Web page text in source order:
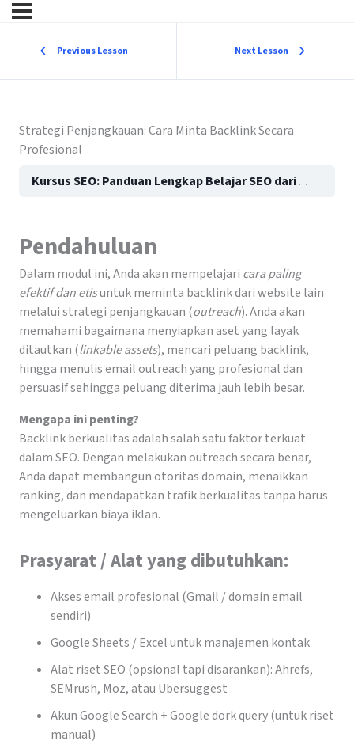
Previous Lesson Next Lesson
Strategi Penjangkauan: Cara Minta Backlink Secara
Profesional
Kursus SEO: Panduan Lengkap Belajar SEO dari Dasar hingga Mahir (Ultimate Guide 2026)
Pendahuluan
Dalam modul ini, Anda akan mempelajari cara paling
efektif dan etisuntuk meminta backlink dari website lain
melalui strategi penjangkauan (outreach). Anda akan
memahami bagaimana menyiapkan aset yang layak
ditautkan (linkable assets), mencari peluang backlink,
hingga menulis email outreach yang profesional dan
persuasif sehingga peluang diterima jauh lebih besar.
Mengapa ini penting?
Backlink berkualitas adalah salah satu faktor terkuat
dalam SEO. Dengan melakukan outreach secara benar,
Anda dapat membangun otoritas domain, menaikkan
ranking, dan mendapatkan trafik berkualitas tanpa harus
mengeluarkan biaya iklan.
Prasyarat / Alat yang dibutuhkan:
Akses email profesional (Gmail / domain email
sendiri)
Google Sheets / Excel untuk manajemen kontak
Alat riset SEO (opsional tapi disarankan): Ahrefs,
SEMrush, Moz, atau Ubersuggest
Akun Google Search + Google dork query (untuk riset
manual)